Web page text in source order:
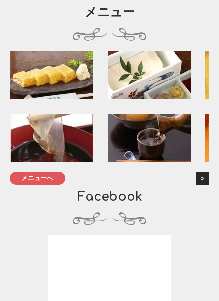
メニュー
メニューへ
Facebook